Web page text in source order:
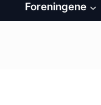
Foreningene